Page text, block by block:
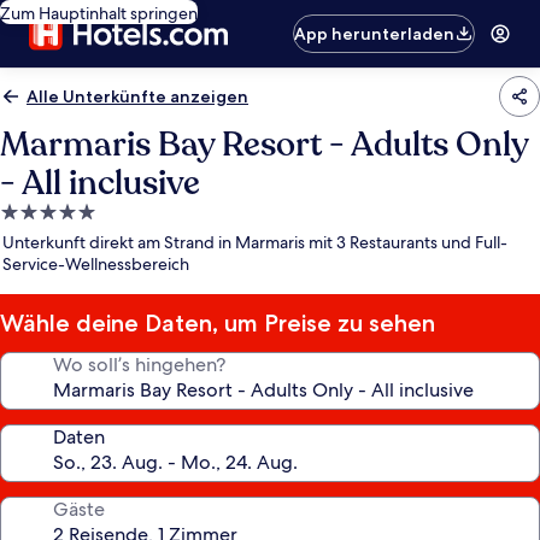
Zum Hauptinhalt springen
App herunterladen
Alle Unterkünfte anzeigen
Marmaris Bay Resort - Adults Only
- All inclusive
5.0-
Sterne-
Unterkunft
Unterkunft direkt am Strand in Marmaris mit 3 Restaurants und Full-
Service-Wellnessbereich
Wähle deine Daten, um Preise zu sehen
Wo soll’s hingehen?
Daten
Gäste